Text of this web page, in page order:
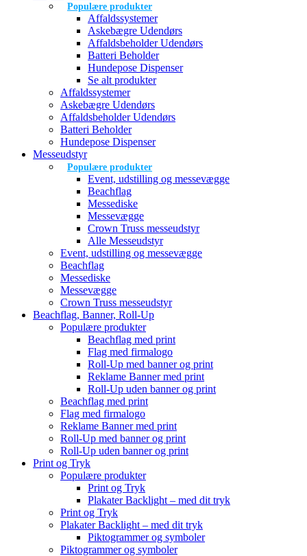
Populære produkter
Affaldssystemer
Askebægre Udendørs
Affaldsbeholder Udendørs
Batteri Beholder
Hundepose Dispenser
Se alt produkter
Affaldssystemer
Askebægre Udendørs
Affaldsbeholder Udendørs
Batteri Beholder
Hundepose Dispenser
Messeudstyr
Populære produkter
Event, udstilling og messevægge
Beachflag
Messediske
Messevægge
Crown Truss messeudstyr
Alle Messeudstyr
Event, udstilling og messevægge
Beachflag
Messediske
Messevægge
Crown Truss messeudstyr
Beachflag, Banner, Roll-Up
Populære produkter
Beachflag med print
Flag med firmalogo
Roll-Up med banner og print
Reklame Banner med print
Roll-Up uden banner og print
Beachflag med print
Flag med firmalogo
Reklame Banner med print
Roll-Up med banner og print
Roll-Up uden banner og print
Print og Tryk
Populære produkter
Print og Tryk
Plakater Backlight – med dit tryk
Print og Tryk
Plakater Backlight – med dit tryk
Piktogrammer og symboler
Piktogrammer og symboler